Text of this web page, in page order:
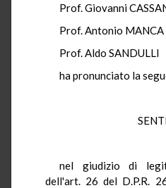
Prof. Giovanni
Prof. Antonio MANCA
Prof. Aldo SANDULLI
ha pronunciato la
nel giudizio di
dell'art. 26 del D.P.R.